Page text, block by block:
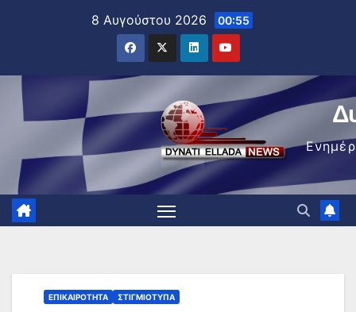
8 Αυγούστου 2026 00:55
ΕΠΙΚΑΙΡΌΤΗΤΑ ΣΤΙΓΜΙΌΤΥΠΑ